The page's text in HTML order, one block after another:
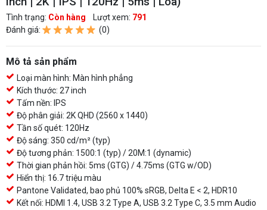
Tình trạng: Còn hàng Lượt xem: 791
Đánh giá:
(0)
Mô tả sản phẩm
Loại màn hình: Màn hình phẳng
Kích thước: 27 inch
Tấm nền: IPS
Độ phân giải: 2K QHD (2560 x 1440)
Tần số quét: 120Hz
Độ sáng: 350 cd/m² (typ)
Độ tương phản: 1500:1 (typ) / 20M:1 (dynamic)
Thời gian phản hồi: 5ms (GTG) / 4.75ms (GTG w/OD)
Hiển thị: 16.7 triệu màu
Pantone Validated, bao phủ 100% sRGB, Delta E < 2, HDR10
Kết nối: HDMI 1.4, USB 3.2 Type A, USB 3.2 Type C, 3.5 mm Audio